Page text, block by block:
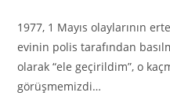
1977, 1 Mayıs olaylarının
evinin polis tarafından
olarak “ele geçirildim”, o
görüşmemizdi…